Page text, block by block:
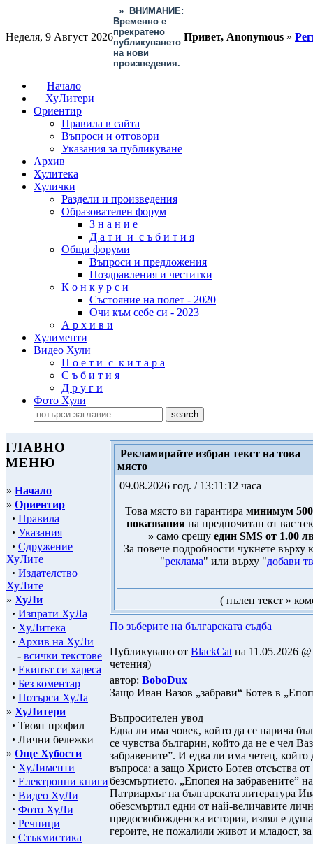
Неделя, 9 Август 2026
»
ВНИМАНИЕ:
Временно е
прекратено
публикуването
на нови
произведения.
Привет, Anonymous »
Начало
ХуЛитери
Ориентир
Правила в сайта
Въпроси и отговори
Указания за публикуване
Архив
Хулитека
Хулички
Раздели и произведения
Образователен форум
З н а н и е
Д а т и и с ъ б и т и я
Общи форуми
Въпроси и предложения
Поздравления и честитки
К о н к у р с и
Състояние на полет - 2020
Очи към себе си - 2023
А р х и в и
Хулименти
Видео Хули
П о е т и с к и т а р а
С ъ б и т и я
Д р у г и
Фото Хули
ГЛАВНО
МЕНЮ
» Начало
» Ориентир
· Правила
· Указания
· Сдружение
ХуЛите
· Издателство
ХуЛите
» ХуЛи
· Изпрати ХуЛа
· ХуЛитека
· Архив на ХуЛи
- всички текстове
· Екипът си хареса
· Без коментар
· Потърси ХуЛа
» ХуЛитери
· Твоят профил
· Лични бележки
» Още Хубости
· ХуЛименти
· Електронни книги
· Видео ХуЛи
· Фото ХуЛи
· Речници
· Стъкмистика
Рекламирайте избран текст на това
място
09.08.2026 год. / 13:11:12 часа
Това място ви гарантира минимум
показванияна предпочитан от вас
» само срещу един SMS от 1.00
За повече подробности чукнете върху
"реклама" или върху "добави
( пълен текст »
По зъберите на българската съдба
Публикувано от BlackCat на 11.05.2026
четения)
автор: BoboDux
Защо Иван Вазов „забрави“ Ботев в
Въпросителен увод
Едва ли има човек, който да се нарича
се чувства българин, който да не е чел
забравените”. И едва ли има четец, който
въпроса: а защо Христо Ботев отсъства
безсмъртието. „Епопея на забравените”
Патриархът на българската литература
обезсмъртил едни от най-величавите
предосвобожденска история, излял е
героите, не пожалили живот и младост,